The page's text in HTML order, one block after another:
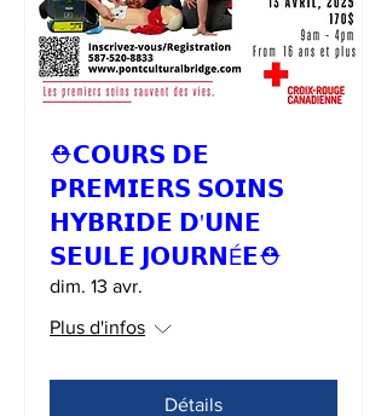
⛑𝗖𝗢𝗨𝗥𝗦 𝗗𝗘
𝗣𝗥𝗘𝗠𝗜𝗘𝗥𝗦 𝗦𝗢𝗜𝗡𝗦
𝗛𝗬𝗕𝗥𝗜𝗗𝗘 𝗗'𝗨𝗡𝗘
𝗦𝗘𝗨𝗟𝗘 𝗝𝗢𝗨𝗥𝗡É𝗘⛑
dim. 13 avr.
Plus d'infos
Détails